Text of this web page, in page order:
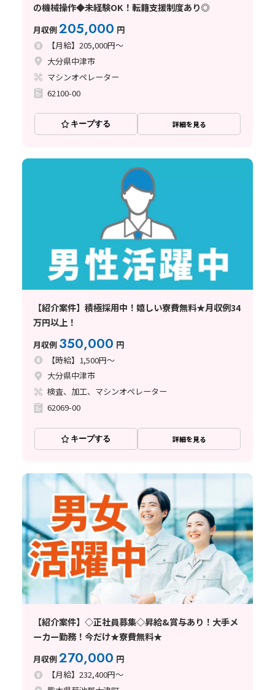
の機械操作◆未経験OK！転籍支援制度あり◎
月収例205,000 円
【月給】205,000円～
大分県中津市
マシンオペレーター
62100-00
キープする 詳細を見る
【紹介案件】積極採用中！嬉しい寮費無料★月収例34
万円以上！
月収例 350,000 円
【時給】1,500円～
大分県中津市
検査、加工、マシンオペレーター
62069-00
キープする 詳細を見る
【紹介案件】◇正社員募集◇昇給&賞与あり！大手メ
ーカー勤務！今だけ★寮費無料★
月収例270,000 円
【月給】232,400円～